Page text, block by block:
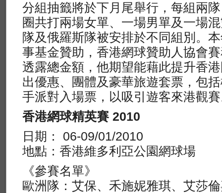
分組抽籤將於下月尾舉行，每組兩
圈共打兩場女單、一場男單及一場
隊及俄羅斯隊被安排於不同組別。
事基金贊助，香港網球贊助人協會
透露總金額，他期望能藉此提升香
出優惠、團體及豪華旅遊套票，包
手派對入場票，以吸引遊客來港觀
香港網球精英賽 2010
日期： 06-09/01/2010
地點：香港維多利亞公園網球場
《參賽名單》
歐洲隊：艾保、禾施妮雅琪、艾莎